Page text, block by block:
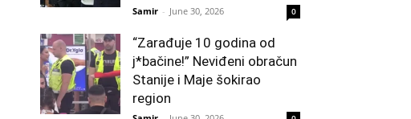
Samir - June 30, 2026 0
“Zarađuje 10 godina od
j*bačine!” Neviđeni obračun
Stanije i Maje šokirao
region